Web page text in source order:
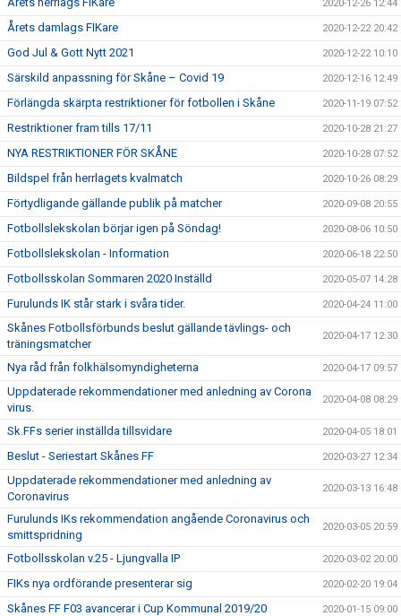
2020-12-26 12:44
Årets damlags FIKare 2020-12-22 20:42
God Jul & Gott Nytt 2021 2020-12-22 10:10
Särskild anpassning för Skåne – Covid 19 2020-12-16 12:49
Förlängda skärpta restriktioner för fotbollen i Skåne 2020-11-19 07:52
Restriktioner fram tills 17/11 2020-10-28 21:27
NYA RESTRIKTIONER FÖR SKÅNE 2020-10-28 07:52
Bildspel från herrlagets kvalmatch 2020-10-26 08:29
Förtydligande gällande publik på matcher 2020-09-08 20:55
Fotbollslekskolan börjar igen på Söndag! 2020-08-06 10:50
Fotbollslekskolan - Information 2020-06-18 22:50
Fotbollsskolan Sommaren 2020 Inställd 2020-05-07 14:28
Furulunds IK står stark i svåra tider. 2020-04-24 11:00
Skånes Fotbollsförbunds beslut gällande tävlings- och
träningsmatcher
2020-04-17 12:30
Nya råd från folkhälsomyndigheterna 2020-04-17 09:57
Uppdaterade rekommendationer med anledning av Corona
virus.
2020-04-08 08:29
Sk.FFs serier inställda tillsvidare 2020-04-05 18:01
Beslut - Seriestart Skånes FF 2020-03-27 12:34
Uppdaterade rekommendationer med anledning av
Coronavirus
2020-03-13 16:48
Furulunds IKs rekommendation angående Coronavirus och
smittspridning
2020-03-05 20:59
Fotbollsskolan v.25 - Ljungvalla IP 2020-03-02 20:00
FIKs nya ordförande presenterar sig 2020-02-20 19:04
Skånes FF F03 avancerar i Cup Kommunal 2019/20 2020-01-15 09:00